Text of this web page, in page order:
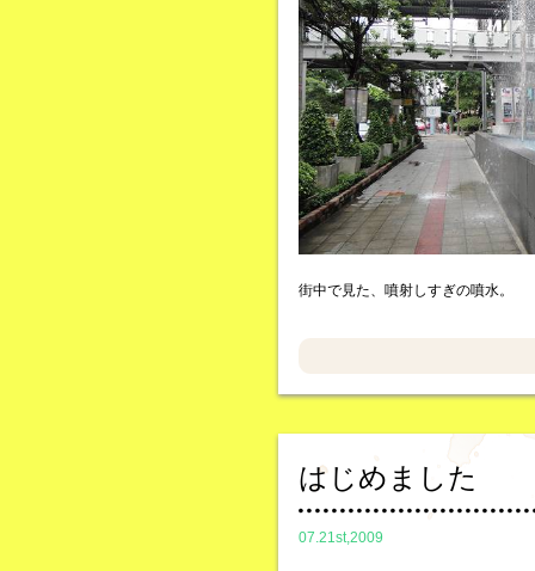
街中で見た、噴射しすぎの噴水。
はじめました
07.21st,2009